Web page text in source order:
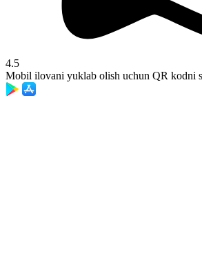
4.5
Mobil ilovani yuklab olish uchun QR kodni